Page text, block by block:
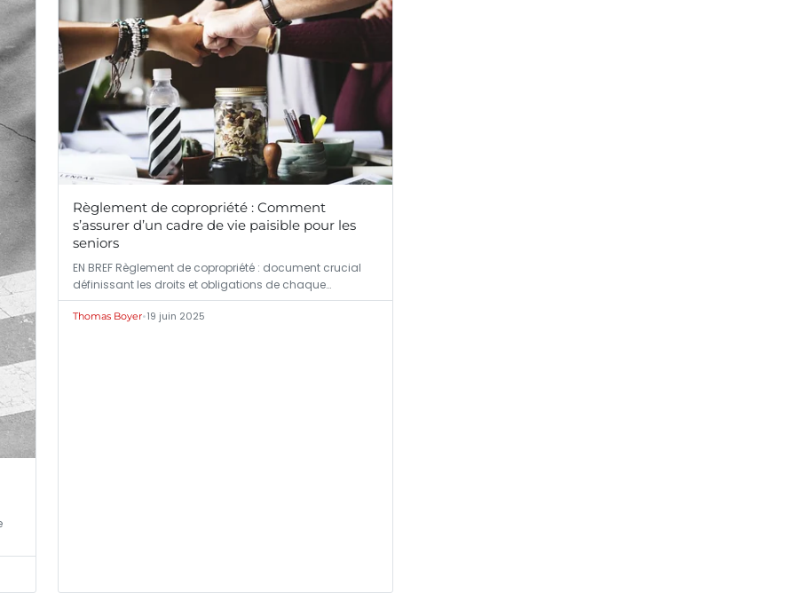
Règlement de copropriété : Comment
s’assurer d’un cadre de vie paisible pour les
seniors
EN BREF Règlement de copropriété : document crucial
définissant les droits et obligations de chaque…
Thomas Boyer•19 juin 2025